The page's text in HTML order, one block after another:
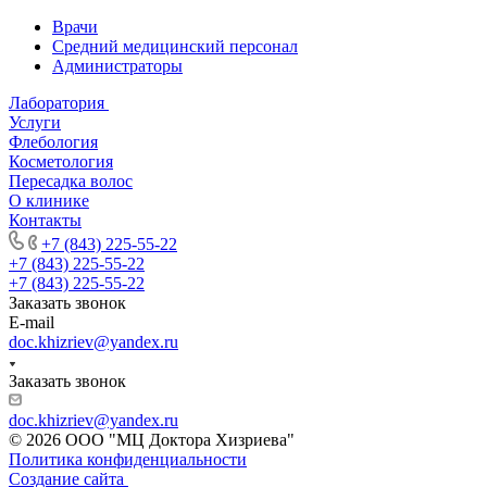
Врачи
Средний медицинский персонал
Администраторы
Лаборатория
Услуги
Флебология
Косметология
Пересадка волос
О клинике
Контакты
+7 (843) 225-55-22
+7 (843) 225-55-22
+7 (843) 225-55-22
Заказать звонок
E-mail
doc.khizriev@yandex.ru
Заказать звонок
doc.khizriev@yandex.ru
© 2026 ООО "МЦ Доктора Хизриева"
Политика конфиденциальности
Создание сайта